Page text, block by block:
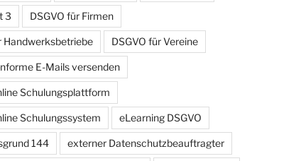
3 DSGVO für Firmen
Handwerksbetriebe DSGVO für Vereine
E-Mails versenden
Schulungsplattform
Schulungssystem eLearning DSGVO
144 externer Datenschutzbeauftragter